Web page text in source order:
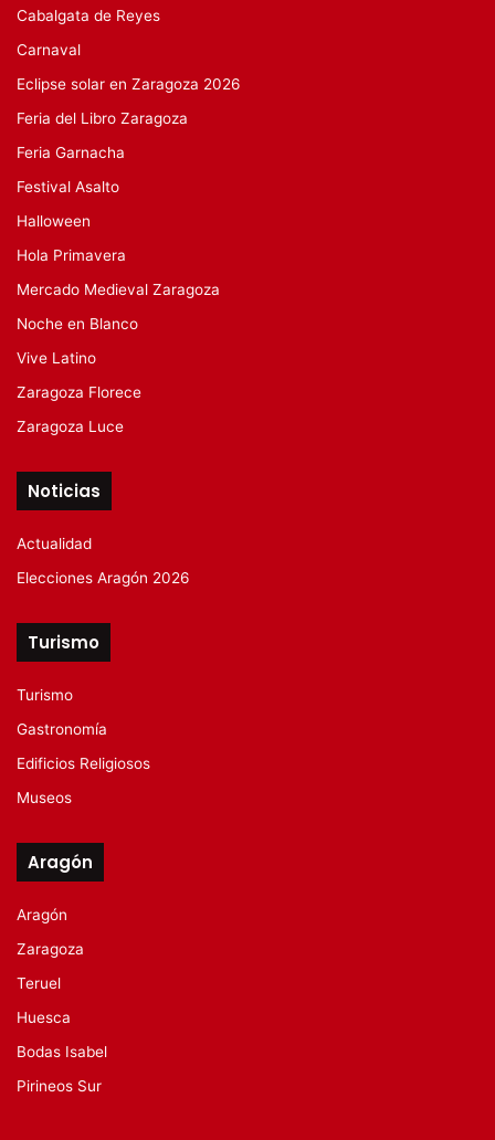
Cabalgata de Reyes
Carnaval
Eclipse solar en Zaragoza 2026
Feria del Libro Zaragoza
Feria Garnacha
Festival Asalto
Halloween
Hola Primavera
Mercado Medieval Zaragoza
Noche en Blanco
Vive Latino
Zaragoza Florece
Zaragoza Luce
Noticias
Actualidad
Elecciones Aragón 2026
Turismo
Turismo
Gastronomía
Edificios Religiosos
Museos
Aragón
Aragón
Zaragoza
Teruel
Huesca
Bodas Isabel
Pirineos Sur